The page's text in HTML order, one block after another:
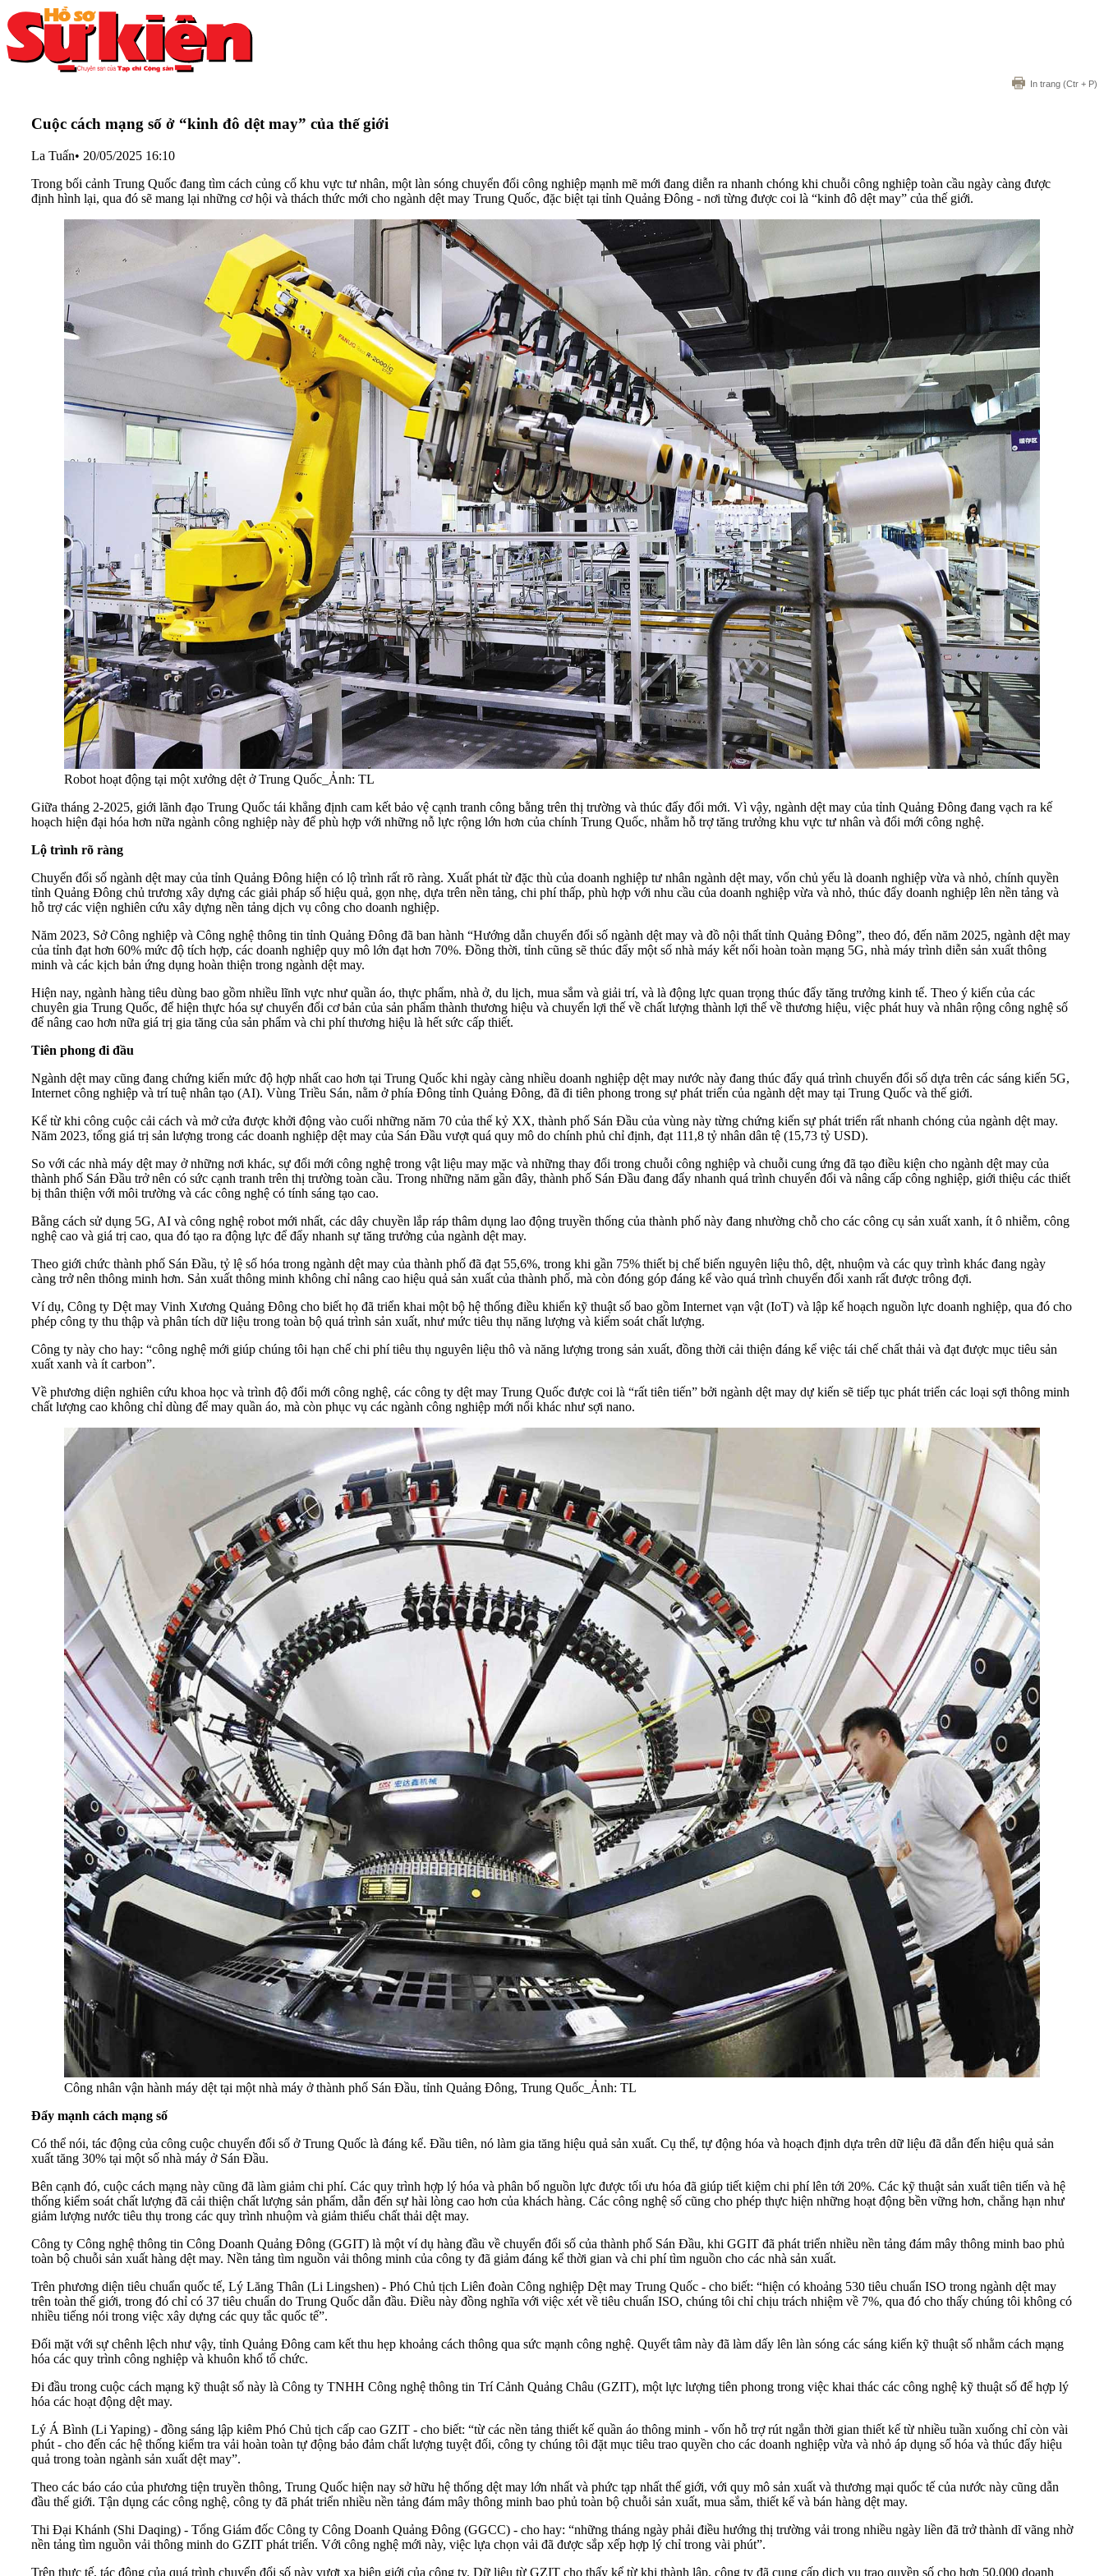
In trang (Ctr + P)
Cuộc cách mạng số ở “kinh đô dệt may” của thế giới
La Tuấn• 20/05/2025 16:10
Trong bối cảnh Trung Quốc đang tìm cách củng cố khu vực tư nhân, một làn sóng chuyển đổi công nghiệp mạnh mẽ mới đang diễn ra nhanh chóng khi chuỗi công nghiệp toàn cầu ngày càng được
định hình lại, qua đó sẽ mang lại những cơ hội và thách thức mới cho ngành dệt may Trung Quốc, đặc biệt tại tỉnh Quảng Đông - nơi từng được coi là “kinh đô dệt may” của thế giới.
Robot hoạt động tại một xưởng dệt ở Trung Quốc_Ảnh: TL
Giữa tháng 2-2025, giới lãnh đạo Trung Quốc tái khẳng định cam kết bảo vệ cạnh tranh công bằng trên thị trường và thúc đẩy đổi mới. Vì vậy, ngành dệt may của tỉnh Quảng Đông đang vạch ra kế
hoạch hiện đại hóa hơn nữa ngành công nghiệp này để phù hợp với những nỗ lực rộng lớn hơn của chính Trung Quốc, nhằm hỗ trợ tăng trưởng khu vực tư nhân và đổi mới công nghệ.
Lộ trình rõ ràng
Chuyển đổi số ngành dệt may của tỉnh Quảng Đông hiện có lộ trình rất rõ ràng. Xuất phát từ đặc thù của doanh nghiệp tư nhân ngành dệt may, vốn chủ yếu là doanh nghiệp vừa và nhỏ, chính quyền
tỉnh Quảng Đông chủ trương xây dựng các giải pháp số hiệu quả, gọn nhẹ, dựa trên nền tảng, chi phí thấp, phù hợp với nhu cầu của doanh nghiệp vừa và nhỏ, thúc đẩy doanh nghiệp lên nền tảng và
hỗ trợ các viện nghiên cứu xây dựng nền tảng dịch vụ công cho doanh nghiệp.
Năm 2023, Sở Công nghiệp và Công nghệ thông tin tỉnh Quảng Đông đã ban hành “Hướng dẫn chuyển đổi số ngành dệt may và đồ nội thất tỉnh Quảng Đông”, theo đó, đến năm 2025, ngành dệt may
của tỉnh đạt hơn 60% mức độ tích hợp, các doanh nghiệp quy mô lớn đạt hơn 70%. Đồng thời, tỉnh cũng sẽ thúc đẩy một số nhà máy kết nối hoàn toàn mạng 5G, nhà máy trình diễn sản xuất thông
minh và các kịch bản ứng dụng hoàn thiện trong ngành dệt may.
Hiện nay, ngành hàng tiêu dùng bao gồm nhiều lĩnh vực như quần áo, thực phẩm, nhà ở, du lịch, mua sắm và giải trí, và là động lực quan trọng thúc đẩy tăng trưởng kinh tế. Theo ý kiến của các
chuyên gia Trung Quốc, để hiện thực hóa sự chuyển đổi cơ bản của sản phẩm thành thương hiệu và chuyển lợi thế về chất lượng thành lợi thế về thương hiệu, việc phát huy và nhân rộng công nghệ số
để nâng cao hơn nữa giá trị gia tăng của sản phẩm và chi phí thương hiệu là hết sức cấp thiết.
Tiên phong đi đầu
Ngành dệt may cũng đang chứng kiến mức độ hợp nhất cao hơn tại Trung Quốc khi ngày càng nhiều doanh nghiệp dệt may nước này đang thúc đẩy quá trình chuyển đổi số dựa trên các sáng kiến 5G,
Internet công nghiệp và trí tuệ nhân tạo (AI). Vùng Triều Sán, nằm ở phía Đông tỉnh Quảng Đông, đã đi tiên phong trong sự phát triển của ngành dệt may tại Trung Quốc và thế giới.
Kể từ khi công cuộc cải cách và mở cửa được khởi động vào cuối những năm 70 của thế kỷ XX, thành phố Sán Đầu của vùng này từng chứng kiến sự phát triển rất nhanh chóng của ngành dệt may.
Năm 2023, tổng giá trị sản lượng trong các doanh nghiệp dệt may của Sán Đầu vượt quá quy mô do chính phủ chỉ định, đạt 111,8 tỷ nhân dân tệ (15,73 tỷ USD).
So với các nhà máy dệt may ở những nơi khác, sự đổi mới công nghệ trong vật liệu may mặc và những thay đổi trong chuỗi công nghiệp và chuỗi cung ứng đã tạo điều kiện cho ngành dệt may của
thành phố Sán Đầu trở nên có sức cạnh tranh trên thị trường toàn cầu. Trong những năm gần đây, thành phố Sán Đầu đang đẩy nhanh quá trình chuyển đổi và nâng cấp công nghiệp, giới thiệu các thiết
bị thân thiện với môi trường và các công nghệ có tính sáng tạo cao.
Bằng cách sử dụng 5G, AI và công nghệ robot mới nhất, các dây chuyền lắp ráp thâm dụng lao động truyền thống của thành phố này đang nhường chỗ cho các công cụ sản xuất xanh, ít ô nhiễm, công
nghệ cao và giá trị cao, qua đó tạo ra động lực để đẩy nhanh sự tăng trưởng của ngành dệt may.
Theo giới chức thành phố Sán Đầu, tỷ lệ số hóa trong ngành dệt may của thành phố đã đạt 55,6%, trong khi gần 75% thiết bị chế biến nguyên liệu thô, dệt, nhuộm và các quy trình khác đang ngày
càng trở nên thông minh hơn. Sản xuất thông minh không chỉ nâng cao hiệu quả sản xuất của thành phố, mà còn đóng góp đáng kể vào quá trình chuyển đổi xanh rất được trông đợi.
Ví dụ, Công ty Dệt may Vinh Xương Quảng Đông cho biết họ đã triển khai một bộ hệ thống điều khiển kỹ thuật số bao gồm Internet vạn vật (IoT) và lập kế hoạch nguồn lực doanh nghiệp, qua đó cho
phép công ty thu thập và phân tích dữ liệu trong toàn bộ quá trình sản xuất, như mức tiêu thụ năng lượng và kiểm soát chất lượng.
Công ty này cho hay: “công nghệ mới giúp chúng tôi hạn chế chi phí tiêu thụ nguyên liệu thô và năng lượng trong sản xuất, đồng thời cải thiện đáng kể việc tái chế chất thải và đạt được mục tiêu sản
xuất xanh và ít carbon”.
Về phương diện nghiên cứu khoa học và trình độ đổi mới công nghệ, các công ty dệt may Trung Quốc được coi là “rất tiên tiến” bởi ngành dệt may dự kiến sẽ tiếp tục phát triển các loại sợi thông minh
chất lượng cao không chỉ dùng để may quần áo, mà còn phục vụ các ngành công nghiệp mới nổi khác như sợi nano.
Công nhân vận hành máy dệt tại một nhà máy ở thành phố Sán Đầu, tỉnh Quảng Đông, Trung Quốc_Ảnh: TL
Đẩy mạnh cách mạng số
Có thể nói, tác động của công cuộc chuyển đổi số ở Trung Quốc là đáng kể. Đầu tiên, nó làm gia tăng hiệu quả sản xuất. Cụ thể, tự động hóa và hoạch định dựa trên dữ liệu đã dẫn đến hiệu quả sản
xuất tăng 30% tại một số nhà máy ở Sán Đầu.
Bên cạnh đó, cuộc cách mạng này cũng đã làm giảm chi phí. Các quy trình hợp lý hóa và phân bổ nguồn lực được tối ưu hóa đã giúp tiết kiệm chi phí lên tới 20%. Các kỹ thuật sản xuất tiên tiến và hệ
thống kiểm soát chất lượng đã cải thiện chất lượng sản phẩm, dẫn đến sự hài lòng cao hơn của khách hàng. Các công nghệ số cũng cho phép thực hiện những hoạt động bền vững hơn, chẳng hạn như
giảm lượng nước tiêu thụ trong các quy trình nhuộm và giảm thiểu chất thải dệt may.
Công ty Công nghệ thông tin Công Doanh Quảng Đông (GGIT) là một ví dụ hàng đầu về chuyển đổi số của thành phố Sán Đầu, khi GGIT đã phát triển nhiều nền tảng đám mây thông minh bao phủ
toàn bộ chuỗi sản xuất hàng dệt may. Nền tảng tìm nguồn vải thông minh của công ty đã giảm đáng kể thời gian và chi phí tìm nguồn cho các nhà sản xuất.
Trên phương diện tiêu chuẩn quốc tế, Lý Lăng Thân (Li Lingshen) - Phó Chủ tịch Liên đoàn Công nghiệp Dệt may Trung Quốc - cho biết: “hiện có khoảng 530 tiêu chuẩn ISO trong ngành dệt may
trên toàn thế giới, trong đó chỉ có 37 tiêu chuẩn do Trung Quốc dẫn đầu. Điều này đồng nghĩa với việc xét về tiêu chuẩn ISO, chúng tôi chỉ chịu trách nhiệm về 7%, qua đó cho thấy chúng tôi không có
nhiều tiếng nói trong việc xây dựng các quy tắc quốc tế”.
Đối mặt với sự chênh lệch như vậy, tỉnh Quảng Đông cam kết thu hẹp khoảng cách thông qua sức mạnh công nghệ. Quyết tâm này đã làm dấy lên làn sóng các sáng kiến kỹ thuật số nhằm cách mạng
hóa các quy trình công nghiệp và khuôn khổ tổ chức.
Đi đầu trong cuộc cách mạng kỹ thuật số này là Công ty TNHH Công nghệ thông tin Trí Cảnh Quảng Châu (GZIT), một lực lượng tiên phong trong việc khai thác các công nghệ kỹ thuật số để hợp lý
hóa các hoạt động dệt may.
Lý Á Bình (Li Yaping) - đồng sáng lập kiêm Phó Chủ tịch cấp cao GZIT - cho biết: “từ các nền tảng thiết kế quần áo thông minh - vốn hỗ trợ rút ngắn thời gian thiết kế từ nhiều tuần xuống chỉ còn vài
phút - cho đến các hệ thống kiểm tra vải hoàn toàn tự động bảo đảm chất lượng tuyệt đối, công ty chúng tôi đặt mục tiêu trao quyền cho các doanh nghiệp vừa và nhỏ áp dụng số hóa và thúc đẩy hiệu
quả trong toàn ngành sản xuất dệt may”.
Theo các báo cáo của phương tiện truyền thông, Trung Quốc hiện nay sở hữu hệ thống dệt may lớn nhất và phức tạp nhất thế giới, với quy mô sản xuất và thương mại quốc tế của nước này cũng dẫn
đầu thế giới. Tận dụng các công nghệ, công ty đã phát triển nhiều nền tảng đám mây thông minh bao phủ toàn bộ chuỗi sản xuất, mua sắm, thiết kế và bán hàng dệt may.
Thi Đại Khánh (Shi Daqing) - Tổng Giám đốc Công ty Công Doanh Quảng Đông (GGCC) - cho hay: “những tháng ngày phải điều hướng thị trường vải trong nhiều ngày liền đã trở thành dĩ vãng nhờ
nền tảng tìm nguồn vải thông minh do GZIT phát triển. Với công nghệ mới này, việc lựa chọn vải đã được sắp xếp hợp lý chỉ trong vài phút”.
Trên thực tế, tác động của quá trình chuyển đổi số này vượt xa biên giới của công ty. Dữ liệu từ GZIT cho thấy kể từ khi thành lập, công ty đã cung cấp dịch vụ trao quyền số cho hơn 50.000 doanh